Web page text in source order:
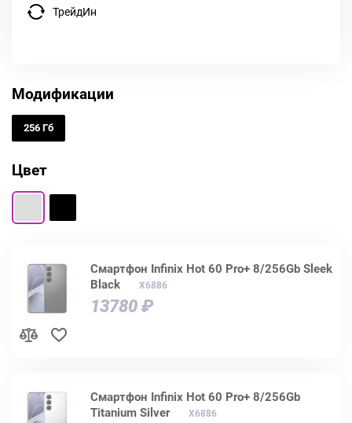
ТрейдИн
Модификации
256 Гб
Цвет
Смартфон Infinix Hot 60 Pro+ 8/256Gb Sleek
Black
X6886
13780 ₽
Смартфон Infinix Hot 60 Pro+ 8/256Gb
Titanium Silver
X6886